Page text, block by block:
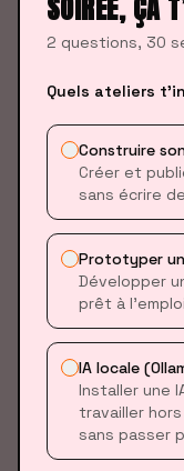
const a =
if
a.target
        } else {
const small
      });
SOIRÉE, ÇA
2 questions, 30
Quels ateliers
Construire
Créer et
sans écrire
Prototyper
Développer
prêt à
IA locale
Installer une
travailler
sans passer